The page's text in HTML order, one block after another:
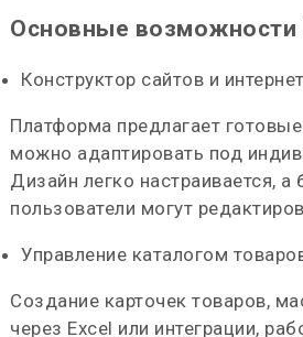
Основные возможности
Конструктор сайтов и
Платформа предлагает
можно адаптировать под
Дизайн легко настраивается,
пользователи могут
Управление каталогом
Создание карточек товаров,
через Excel или интеграции,